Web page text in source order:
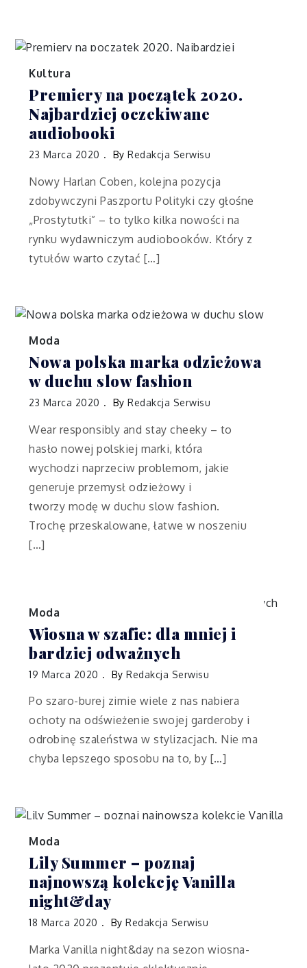
Kultura
Premiery na początek 2020.
Najbardziej oczekiwane
audiobooki
23 Marca 2020 ByRedakcja Serwisu
Nowy Harlan Coben, kolejna pozycja
zdobywczyni Paszportu Polityki czy głośne
„Prostytutki” – to tylko kilka nowości na
rynku wydawniczym audiobooków. Który z
tytułów warto czytać […]
Moda
Nowa polska marka odzieżowa
w duchu slow fashion
23 Marca 2020 ByRedakcja Serwisu
Wear responsibly and stay cheeky – to
hasło nowej polskiej marki, która
wychodzi naprzeciw problemom, jakie
generuje przemysł odzieżowy i
tworzy modę w duchu slow fashion.
Trochę przeskalowane, łatwe w noszeniu
[…]
Moda
Wiosna w szafie: dla mniej i
bardziej odważnych
19 Marca 2020 ByRedakcja Serwisu
Po szaro-burej zimie wiele z nas nabiera
ochoty na odświeżenie swojej garderoby i
odrobinę szaleństwa w stylizacjach. Nie ma
chyba lepszego sposobu na to, by […]
Moda
Lily Summer – poznaj
najnowszą kolekcję Vanilla
night&day
18 Marca 2020 ByRedakcja Serwisu
Marka Vanilla night&day na sezon wiosna-